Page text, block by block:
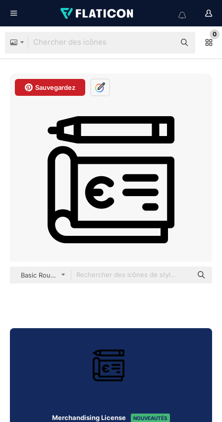
0
Sauvegardez
Basic Rounded Lineal
Merchandising License NOUVEAUTÉS